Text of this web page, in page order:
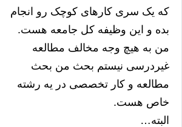
که یک سری کارهای کوچک رو انجام
بده و این وظیفه کل جامعه هست.
من به هیچ وجه مخالف مطالعه
غیردرسی نیستم بحث من بحث
مطالعه و کار تخصصی در یه رشته
خاص هست.
البته…